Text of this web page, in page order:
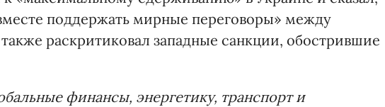
поддержать мирные переговоры» между
раскритиковал западные санкции, обострившие
финансы, энергетику, транспорт и